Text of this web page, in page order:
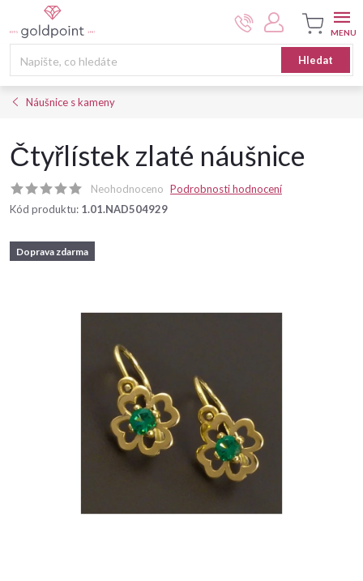
na
Hledat
Nákupní
košík
Náušnice s kameny
Čtyřlístek zlaté náušnice
Neohodnoceno Podrobnosti hodnocení
Kód produktu: 1.01.NAD504929
Doprava zdarma